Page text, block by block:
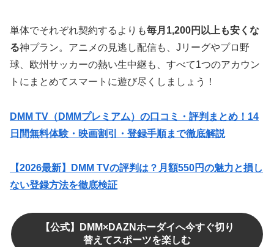
単体でそれぞれ契約するよりも毎月1,200円以上も安くな
る神プラン。アニメの見逃し配信も、Jリーグやプロ野
球、欧州サッカーの熱い生中継も、すべて1つのアカウン
トにまとめてスマートに遊び尽くしましょう！
DMM TV（DMMプレミアム）の口コミ・評判まとめ！14
日間無料体験・映画割引・登録手順まで徹底解説
【2026最新】DMM TVの評判は？月額550円の魅力と損し
ない登録方法を徹底検証
【公式】DMM×DAZNホーダイへ今すぐ切り
替えてスポーツを楽しむ